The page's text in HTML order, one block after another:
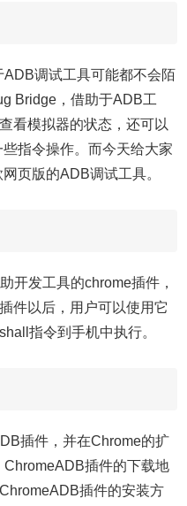
调试工具可能都不会陌
Bridge，借助于ADB工
看模拟器的状态，还可以
指令操作。而今天给大家
页版的ADB调试工具。
开发工具的chrome插件，
件以后，用户可以使用它
指令到手机中执行。
插件，并在Chrome的扩
插件的下载地
插件的安装方